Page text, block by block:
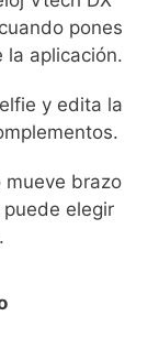
pones
la aplicación.
y edita la
mueve brazo
elegir